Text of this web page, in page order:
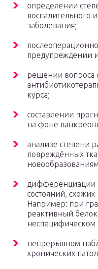
определении
воспалительного
заболевания;
предупреждении
решении вопроса
курса;
составлении
на фоне
анализе степени
повреждённых
дифференциации
состояний,
Например: при
реактивный
неспецифическом
непрерывном
хронических